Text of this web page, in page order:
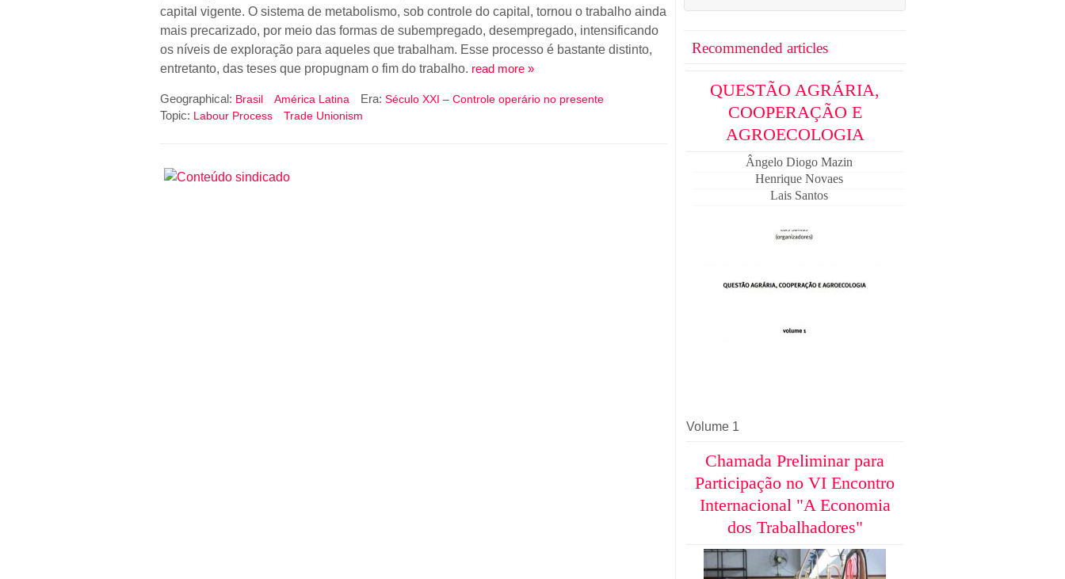
capital vigente. O sistema de metabolismo, sob controle do capital, tornou o trabalho ainda
mais precarizado, por meio das formas de subempregado, desempregado, intensificando
os níveis de exploração para aqueles que trabalham. Esse processo é bastante distinto,
entretanto, das teses que propugnam o fim do trabalho. read more »
Geographical: Brasil América Latina Era: Século XXI – Controle operário no presente
Topic: Labour Process Trade Unionism
Recommended articles
QUESTÃO AGRÁRIA,
COOPERAÇÃO E
AGROECOLOGIA
Ângelo Diogo Mazin
Henrique Novaes
Lais Santos
Volume 1
Chamada Preliminar para
Participação no VI Encontro
Internacional "A Economia
dos Trabalhadores"